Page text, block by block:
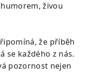
živou
že příběh
se každého z nás.
pozornost nejen